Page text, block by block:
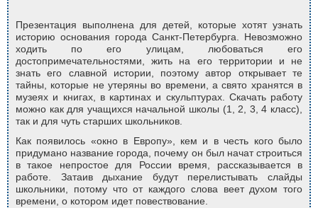
Презентация выполнена для детей, которые хотят узнать
историю основания города Санкт-Петербурга. Невозможно
ходить по его улицам, любоваться его
достопримечательностями, жить на его территории и не
знать его славной истории, поэтому автор открывает те
тайны, которые не утеряны во времени, а свято хранятся в
музеях и книгах, в картинах и скульптурах. Скачать работу
можно как для учащихся начальной школы (1, 2, 3, 4 класс),
так и для чуть старших школьников.
Как появилось «окно в Европу», кем и в честь кого было
придумано название города, почему он был начат строиться
в такое непростое для России время, рассказывается в
работе. Затаив дыхание будут перелистывать слайды
школьники, потому что от каждого слова веет духом того
времени, о котором идет повествование.